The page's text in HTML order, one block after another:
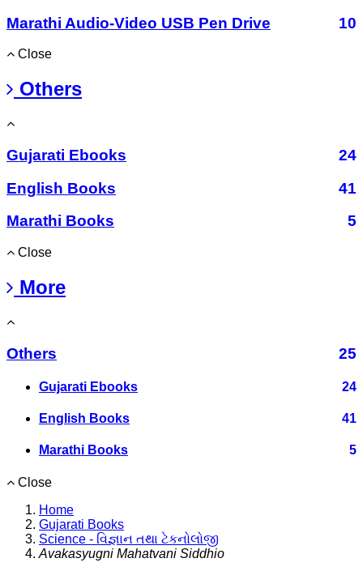
Marathi Audio-Video USB Pen Drive
10
Close
Others
Gujarati Ebooks
24
English Books
41
Marathi Books
5
Close
More
Others 25
Gujarati Ebooks 24
English Books 41
Marathi Books 5
Close
Home
Gujarati Books
Science - વિજ્ઞાન તથા ટેકનોલોજી
Avakasyugni Mahatvani Siddhio